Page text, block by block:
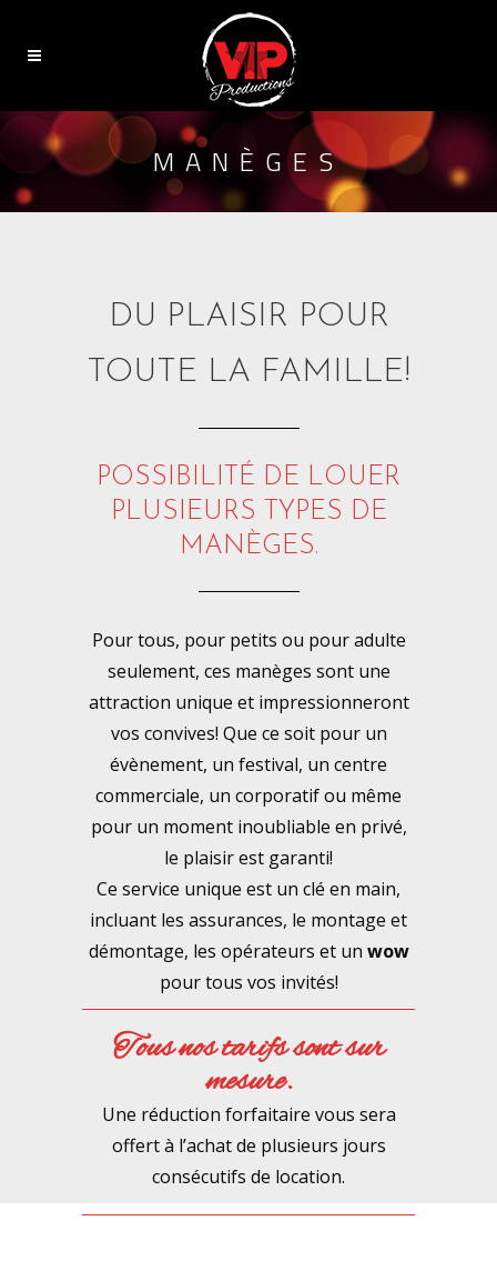
MANÈGES
DU PLAISIR POUR
TOUTE LA FAMILLE!
POSSIBILITÉ DE LOUER
PLUSIEURS TYPES DE
MANÈGES.
Pour tous, pour petits ou pour adulte
seulement, ces manèges sont une
attraction unique et impressionneront
vos convives! Que ce soit pour un
évènement, un festival, un centre
commerciale, un corporatif ou même
pour un moment inoubliable en privé,
le plaisir est garanti!
Ce service unique est un clé en main,
incluant les assurances, le montage et
démontage, les opérateurs et un wow
pour tous vos invités!
Tous nos tarifs sont sur
mesure.
Une réduction forfaitaire vous sera
offert à l’achat de plusieurs jours
consécutifs de location.